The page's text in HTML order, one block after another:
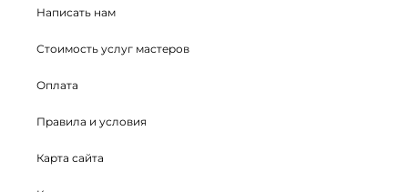
Написать нам
Стоимость услуг мастеров
Оплата
Правила и условия
Карта сайта